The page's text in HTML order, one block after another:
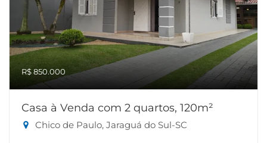
R$ 850.000
Casa à Venda com 2 quartos, 120m²
Chico de Paulo, Jaraguá do Sul-SC